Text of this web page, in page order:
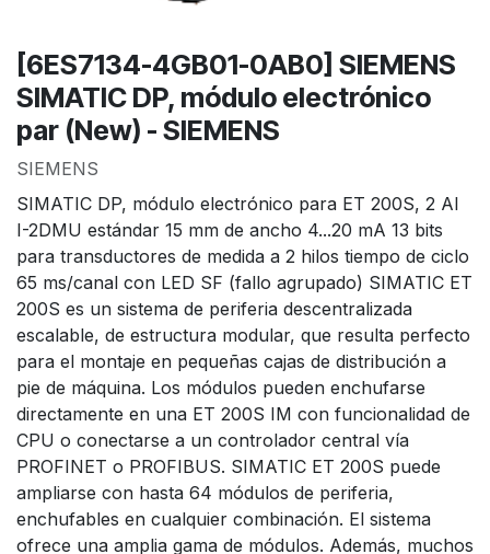
[6ES7134-4GB01-0AB0] SIEMENS
SIMATIC DP, módulo electrónico
par (New) - SIEMENS
SIEMENS
SIMATIC DP, módulo electrónico para ET 200S, 2 AI
I-2DMU estándar 15 mm de ancho 4...20 mA 13 bits
para transductores de medida a 2 hilos tiempo de ciclo
65 ms/canal con LED SF (fallo agrupado) SIMATIC ET
200S es un sistema de periferia descentralizada
escalable, de estructura modular, que resulta perfecto
para el montaje en pequeñas cajas de distribución a
pie de máquina. Los módulos pueden enchufarse
directamente en una ET 200S IM con funcionalidad de
CPU o conectarse a un controlador central vía
PROFINET o PROFIBUS. SIMATIC ET 200S puede
ampliarse con hasta 64 módulos de periferia,
enchufables en cualquier combinación. El sistema
ofrece una amplia gama de módulos. Además, muchos